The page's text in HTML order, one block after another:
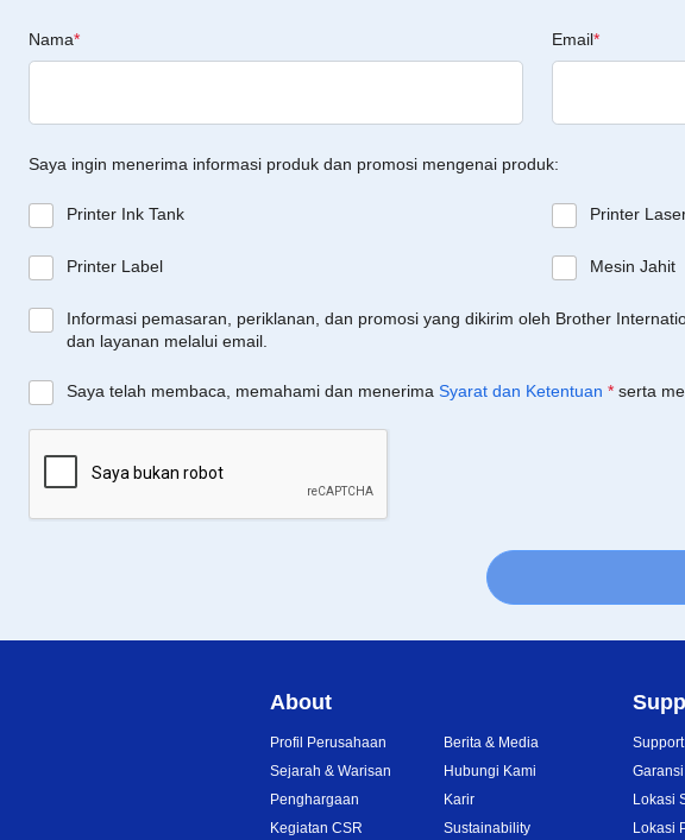
Nama* Email*
Saya ingin menerima informasi produk dan promosi mengenai produk:
Printer Ink Tank Printer
Printer Label Mesin Jahit
Informasi pemasaran, periklanan, dan promosi yang dikirim oleh Brother
dan layanan melalui email.
Saya telah membaca, memahami dan menerima Syarat dan Ketentuan * serta
About
Profil Perusahaan
Sejarah & Warisan
Penghargaan
Kegiatan CSR
Berita & Media
Hubungi Kami
Karir
Sustainability
Lokasi
Lokasi